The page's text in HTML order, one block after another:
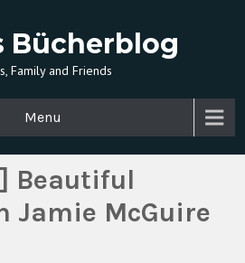
Bücherblog
Family and Friends
Menu
Beautiful
Jamie McGuire